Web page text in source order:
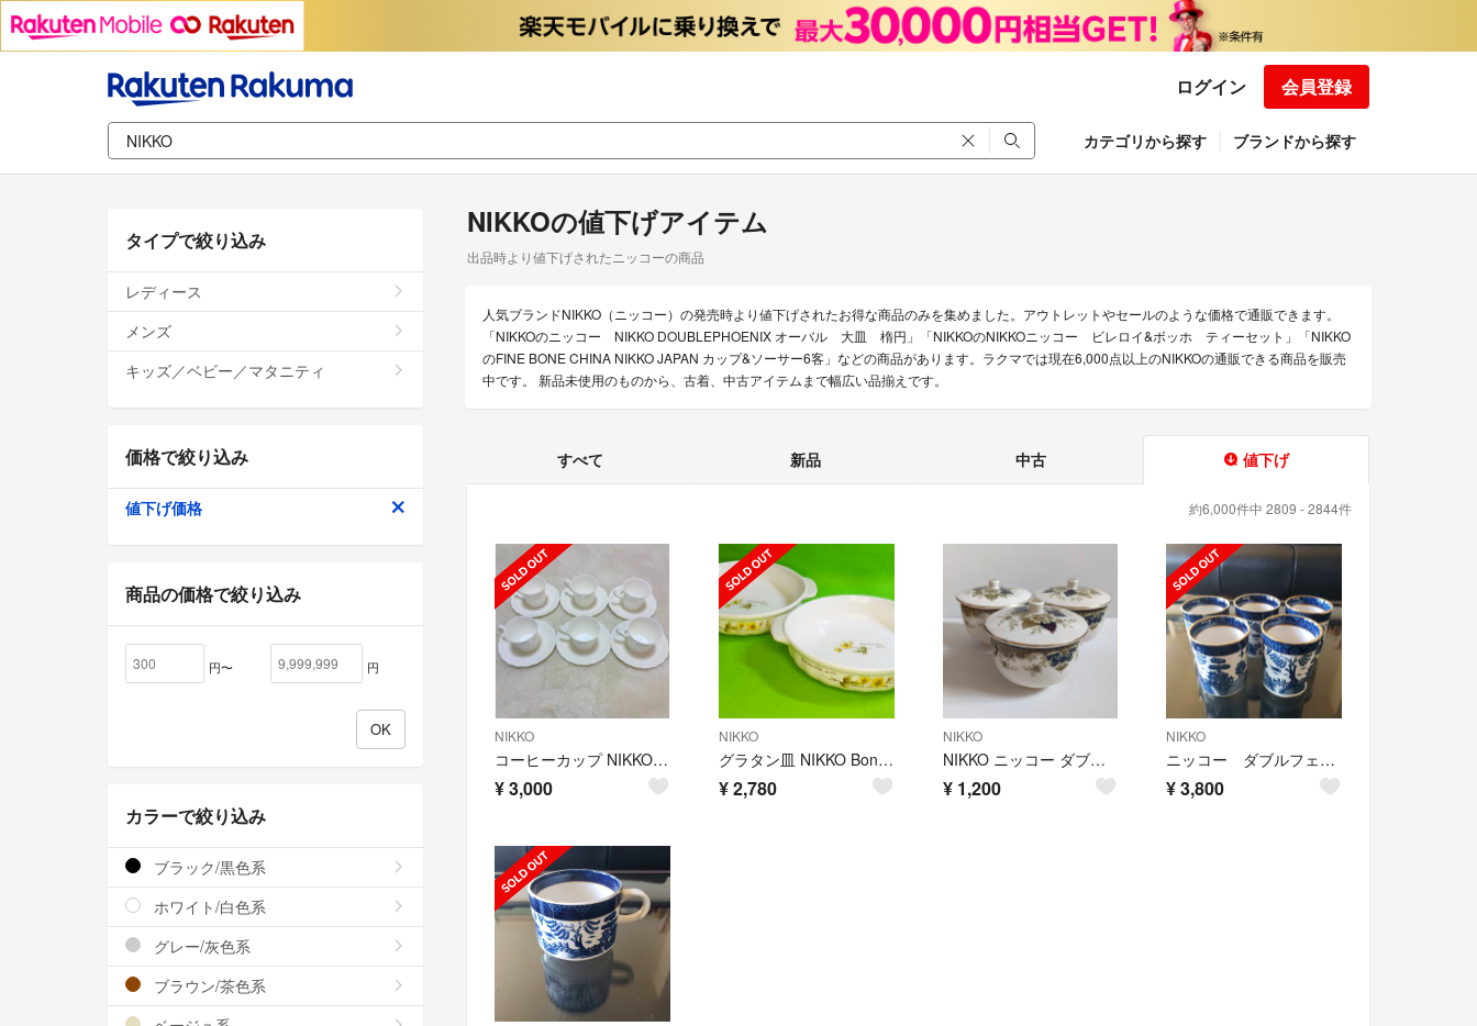
ログイン 会員登録
カテゴリから探す ブランドから探す
NIKKOの値下げアイテム
出品時より値下げされたニッコーの商品
人気ブランドNIKKO（ニッコー）の発売時より値下げされたお得な商品のみを集めました。アウトレットやセールのような価格で通販できます。
「NIKKOのニッコー NIKKO DOUBLEPHOENIX オーバル 大皿 楕円」「NIKKOのNIKKOニッコー ビレロイ&ボッホ ティーセット」「NIKKO
のFINE BONE CHINA NIKKO JAPAN カップ&ソーサー6客」などの商品があります。ラクマでは現在6,000点以上のNIKKOの通販できる商品を販売
中です。 新品未使用のものから、古着、中古アイテムまで幅広い品揃えです。
すべて 新品 中古 値下げ
約6,000件中 2809 - 2844件
NIKKO
コーヒーカップ NIKKO FINE BONE CHINA ソーサーセット
¥3,000
NIKKO
グラタン皿 NIKKO Bonne Chere ボンシェール 花柄 2個
¥2,780
NIKKO
NIKKO ニッコー ダブルフェニックス 湯呑 3客
¥ 1,200
NIKKO
ニッコー ダブルフェニックス 湯呑み5客
¥3,800
タイプで絞り込み
レディース
メンズ
キッズ／ベビー／マタニティ
価格で絞り込み
値下げ価格
商品の価格で絞り込み
円〜 円
カラーで絞り込み
ブラック/黒色系
ホワイト/白色系
グレー/灰色系
ブラウン/茶色系